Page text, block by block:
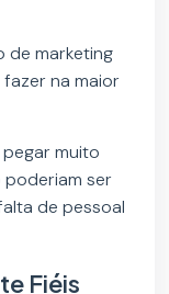
de marketing
na maior
pegar muito
poderiam ser
de pessoal
Fiéis